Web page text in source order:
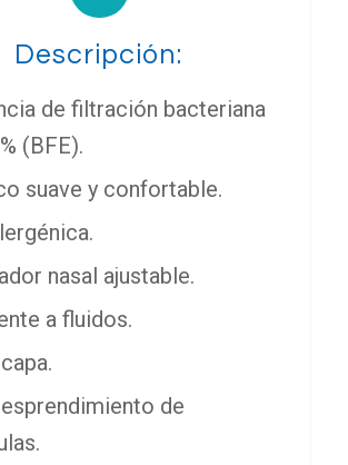
Descripción:
de filtración bacteriana
(BFE).
suave y confortable.
nasal ajustable.
a fluidos.
de